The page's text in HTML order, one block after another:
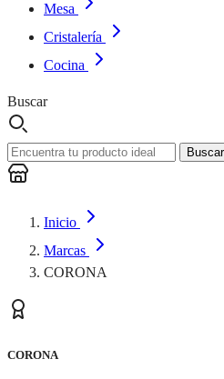
Mesa
Cristalería
Cocina
Buscar
Buscar
Inicio
Marcas
CORONA
CORONA